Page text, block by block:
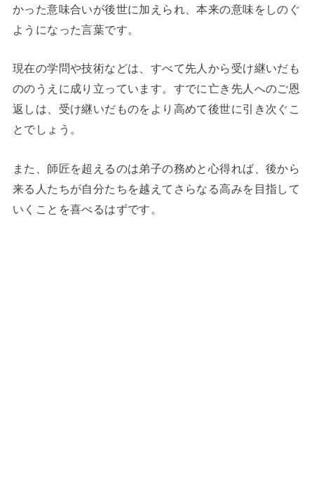
かった意味合いが後世に加えられ、本来の意味をしのぐ
ようになった言葉です。
現在の学問や技術などは、すべて先人から受け継いだも
ののうえに成り立っています。すでに亡き先人へのご恩
返しは、受け継いだものをより高めて後世に引き次ぐこ
とでしょう。
また、師匠を超えるのは弟子の務めと心得れば、後から
来る人たちが自分たちを越えてさらなる高みを目指して
いくことを喜べるはずです。